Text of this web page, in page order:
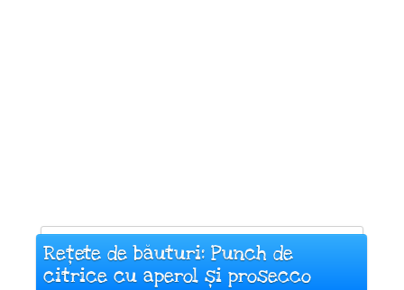
Rețete de băuturi: Punch de
citrice cu aperol și prosecco